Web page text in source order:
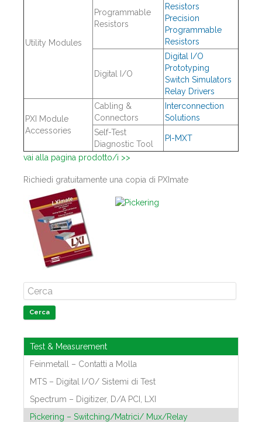
Utility Modules
Programmable
Resistors
Resistors
Precision
Programmable
Resistors
Digital I/O
Digital I/O
Prototyping
Switch Simulators
Relay Drivers
PXI Module
Accessories
Cabling &
Connectors
Interconnection
Solutions
Self-Test
Diagnostic Tool
PI-MXT
vai alla pagina prodotto/i >>
Richiedi gratuitamente una copia di PXImate
Cerca
Test & Measurement
Feinmetall – Contatti a Molla
MTS – Digital I/O/ Sistemi di Test
Spectrum – Digitizer, D/A PCI, LXI
Pickering – Switching/Matrici/ Mux/Relay